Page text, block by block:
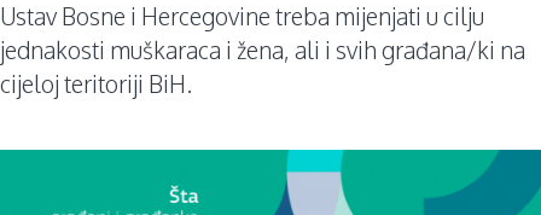
Kolumne
Lične priče
Ustav Bosne i Hercegovine treba mijenjati u cilju
jednakosti muškaraca i žena, ali i svih građana/ki na
cijeloj teritoriji BiH.